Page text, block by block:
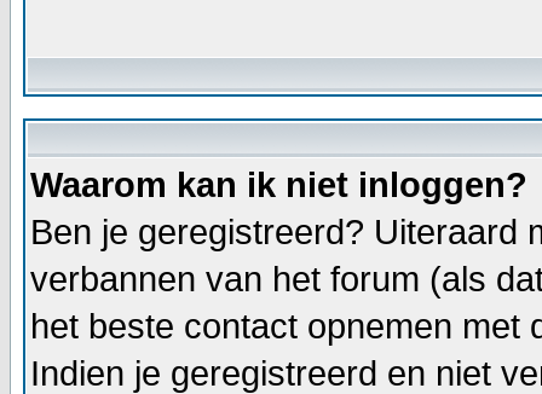
Waarom kan ik niet inloggen?
Ben je geregistreerd? Uiteraard
verbannen van het forum (als
het beste contact opnemen met
Indien je geregistreerd en niet